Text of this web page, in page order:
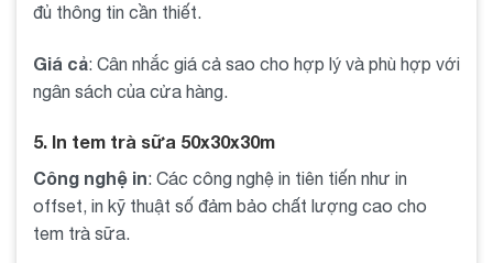
đủ thông tin cần thiết.
Giá cả: Cân nhắc giá cả sao cho hợp lý và phù hợp với
ngân sách của cửa hàng.
5. In tem trà sữa 50x30x30m
Công nghệ in: Các công nghệ in tiên tiến như in
offset, in kỹ thuật số đảm bảo chất lượng cao cho
tem trà sữa.